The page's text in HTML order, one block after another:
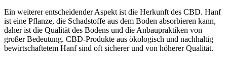
Ein weiterer entscheidender Aspekt ist die Herkunft des CBD. Hanf
ist eine Pflanze, die Schadstoffe aus dem Boden absorbieren kann,
daher ist die Qualität des Bodens und die Anbaupraktiken von
großer Bedeutung. CBD-Produkte aus ökologisch und nachhaltig
bewirtschaftetem Hanf sind oft sicherer und von höherer Qualität.